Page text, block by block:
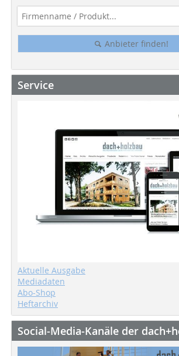
Anbieter finden!
Service
Aktuelle Ausgabe
Mediadaten
Abo-Shop
Heftarchiv
Social-Media-Kanäle der